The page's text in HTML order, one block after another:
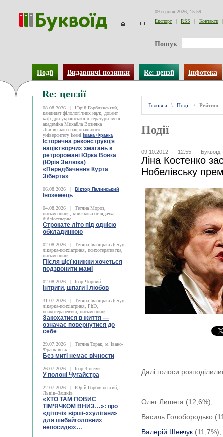
09 серпня 2026, 15:59
Експорт
| RSS | Контакти |
Пошук
Події Видавничі новинки Re: цензії Інфотека
Re: цензії
08.08.2026 |
Юрій Горблянський,
кандидат філологічних наук, доцент
кафедри української літератури імені
академіка Михайла Возняка
Львівського національного
університету імені
Івана Франка
Історична реконструкція
націєтворчих змагань в
ретроромані Юрка Вовка
(Юрія Зилюка)
«Передбачення Курта
Зіберта»
06.08.2026 | Віктор Палинський
Іноземець
04.08.2026 |
Тетяна Мороз,
письменниця, книжкова оглядачка,
бібліотекарка
Строкате літо під однією
обкладинкою
02.08.2026 |
Тетяна Іваніцька-Дячун
лікарка-психіатриня, психотерапевтка,
письменниця
Після цієї книжки хочеться
подзвонити мамі
02.08.2026 | Ігор Чорний
Інтриги, шпаги і любов
31.07.2026 |
Тетяна Іваніцька-Дячун,
лікарка-психіатриня, PhD,
психотерапевтка, письменниця
Закохатися в життя —
означає повернутися до
себе
29.07.2026 |
Тетяна Торак, м. Івано-
Франківськ
Без миті немає вічности
26.07.2026 | Ігор Зіньчук
У полоні Чугайстра
22.07.2026 |
Юрій Горблянський,
Львів–Зашків
«ХТО ТАМ ПОВИС
ТІМ’ЯЧКОМ ВНИЗ…»: про
«діточі» вірші-«хулігани»
для шибайголовних
непосидюх…
Головна \ Події \ Рейтинг
Події
09.10.2012 | 12:55 | Буквоїд
Ліна Костенко
Нобелівську
Далі голоси
Олег Лишега (12,6%);
Василь Голобородько
Валерій Шевчук (11,7%);